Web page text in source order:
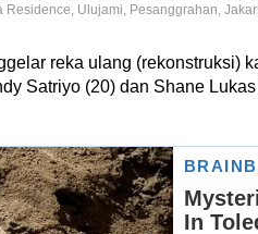
Ulujami, Pesanggrahan,
reka ulang (rekonstruksi)
Satriyo (20) dan Shane